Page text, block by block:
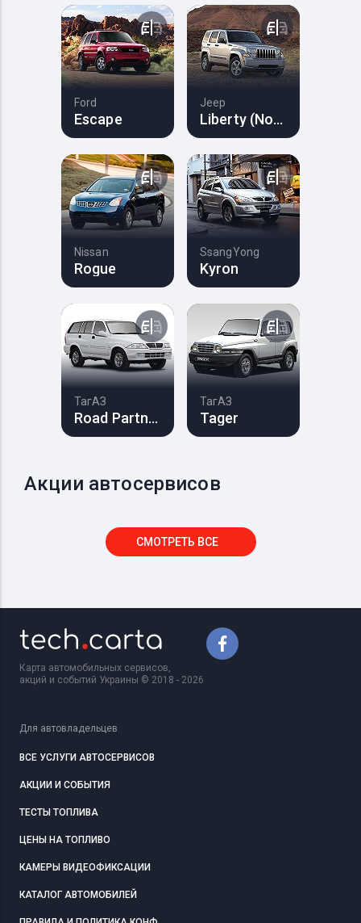
Ford
Escape
Jeep
Liberty (North America)
Nissan
Rogue
SsangYong
Kyron
ТагАЗ
Road Partner
ТагАЗ
Tager
Акции автосервисов
СМОТРЕТЬ ВСЕ
Карта автомобильных сервисов,
акций и событий Украины © 2018 - 2026
Для автовладельцев
ВСЕ УСЛУГИ АВТОСЕРВИСОВ
АКЦИИ И СОБЫТИЯ
ТЕСТЫ ТОПЛИВА
ЦЕНЫ НА ТОПЛИВО
КАМЕРЫ ВИДЕОФИКСАЦИИ
КАТАЛОГ АВТОМОБИЛЕЙ